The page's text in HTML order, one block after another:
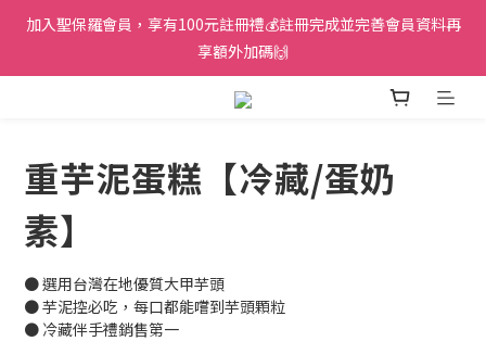
加入聖保羅會員，享有100元註冊禮💰註冊完成並完善會員資料再
享額外加碼🙌
重芋泥蛋糕【冷藏/蛋奶
素】
● 選用台灣在地優質大甲芋頭
● 芋泥控必吃，每口都能嚐到芋頭顆粒
● 冷藏伴手禮銷售第一